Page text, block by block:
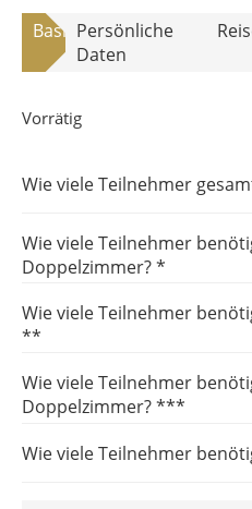
BasisdatenPersönliche
Daten
Vorrätig
Wie viele Teilnehmer
Wie viele Teilnehmer
Doppelzimmer? *
Wie viele Teilnehmer
**
Wie viele Teilnehmer
Doppelzimmer? ***
Wie viele Teilnehmer